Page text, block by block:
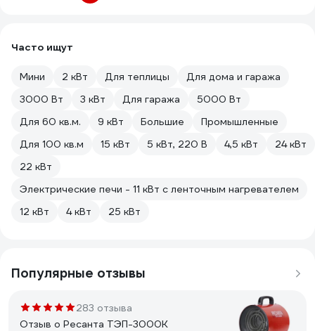
Часто ищут
Мини 2 кВт Для теплицы
Для дома и гаража
3000 Вт
3 кВт Для гаража
5000 Вт
Для 60 кв.м.
9 кВт Большие
Промышленные
Для 100 кв.м
15 кВт 5 кВт, 220 В 4,5 кВт
24 кВт
22 кВт
Электрические печи - 11 кВт с ленточным нагревателем
12 кВт
4 кВт 25 кВт
Популярные отзывы
283 отзыва
Отзыв о Ресанта ТЭП-3000К